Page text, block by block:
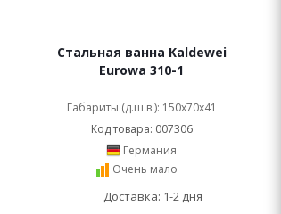
Стальная ванна Kaldewei
Eurowa 310-1
Габариты (д.ш.в.): 150x70x41
Код товара: 007306
Германия
Очень мало
Доставка: 1-2 дня